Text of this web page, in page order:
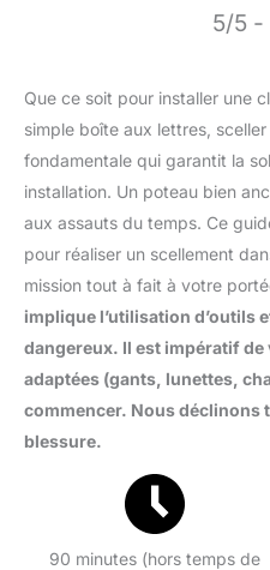
5/5 -
Que ce soit pour installer une
simple boîte aux lettres,
fondamentale qui garantit la
installation. Un poteau bien
aux assauts du temps. Ce
pour réaliser un scellement
mission tout à fait à votre
implique l’utilisation d’outils
dangereux. Il est impératif
adaptées (gants, lunettes,
commencer. Nous déclinons
blessure.
90 minutes (hors temps de